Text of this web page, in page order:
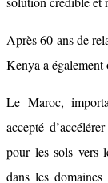
Après 60 ans de
Kenya a également
Le Maroc,
accepté
pour les sols vers
dans les